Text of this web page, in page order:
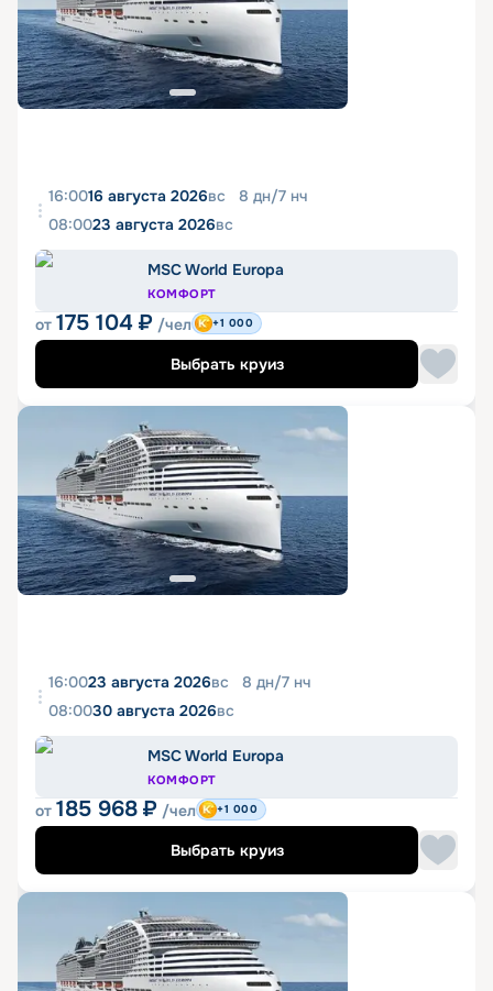
16:0016 августа 2026вс 8 дн/7 нч
08:0023 августа 2026вс
MSC World Europa
КОМФОРТ
от 175 104 ₽ /чел +1 000
Выбрать круиз
16:0023 августа 2026вс 8 дн/7 нч
08:0030 августа 2026вс
MSC World Europa
КОМФОРТ
от 185 968 ₽ /чел +1 000
Выбрать круиз